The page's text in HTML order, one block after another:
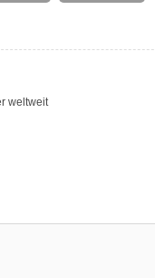
weltweit